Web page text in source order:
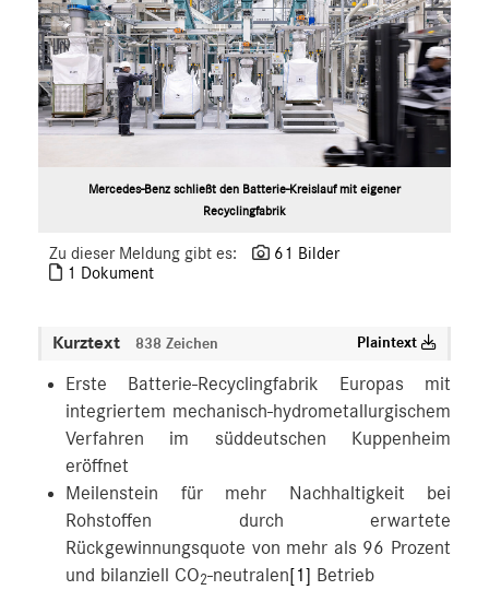
Mercedes-Benz schließt den Batterie-Kreislauf mit eigener
Recyclingfabrik
Zu dieser Meldung gibt es:
61 Bilder
1 Dokument
Kurztext 838 Zeichen Plaintext
Erste Batterie-Recyclingfabrik Europas mit
integriertem mechanisch-hydrometallurgischem
Verfahren im süddeutschen Kuppenheim
eröffnet
Meilenstein für mehr Nachhaltigkeit bei
Rohstoffen durch erwartete
Rückgewinnungsquote von mehr als 96 Prozent
und bilanziell CO2-neutralen[1] Betrieb